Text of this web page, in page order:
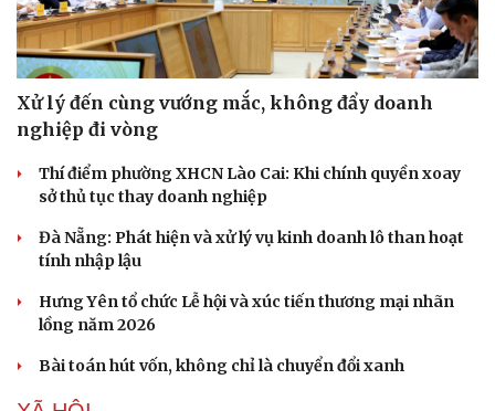
Xử lý đến cùng vướng mắc, không đẩy doanh
nghiệp đi vòng
Thí điểm phường XHCN Lào Cai: Khi chính quyền xoay
sở thủ tục thay doanh nghiệp
Đà Nẵng: Phát hiện và xử lý vụ kinh doanh lô than hoạt
tính nhập lậu
Hưng Yên tổ chức Lễ hội và xúc tiến thương mại nhãn
lồng năm 2026
Bài toán hút vốn, không chỉ là chuyển đổi xanh